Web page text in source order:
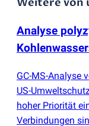
Analyse
GC-MS-Analyse
US-
hoher Priorität
Verbindungen